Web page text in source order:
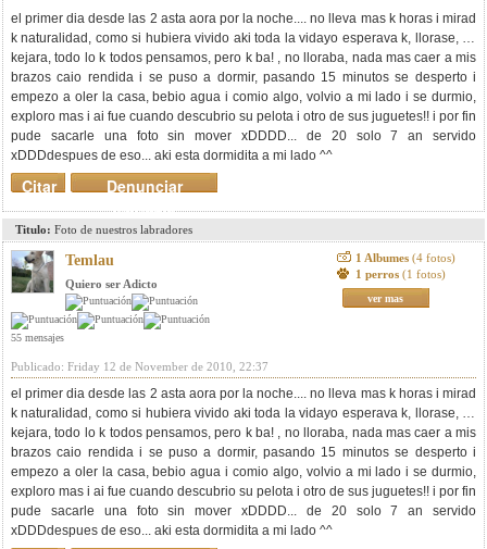
el primer dia desde las 2 asta aora por la noche.... no lleva mas k horas i mirad
k naturalidad, como si hubiera vivido aki toda la vidayo esperava k, llorase, se
kejara, todo lo k todos pensamos, pero k ba! , no lloraba, nada mas caer a mis
brazos caio rendida i se puso a dormir, pasando 15 minutos se desperto i
empezo a oler la casa, bebio agua i comio algo, volvio a mi lado i se durmio,
exploro mas i ai fue cuando descubrio su pelota i otro de sus juguetes!! i por fin
pude sacarle una foto sin mover xDDDD... de 20 solo 7 an servido
xDDDdespues de eso... aki esta dormidita a mi lado ^^
Denunciar
mensaje
Citar
Titulo: Foto de nuestros labradores
Temlau
Quiero ser Adicto
55 mensajes
1 Albumes (4 fotos)
1 perros (1 fotos)
ver mas
Publicado: Friday 12 de November de 2010, 22:37
el primer dia desde las 2 asta aora por la noche.... no lleva mas k horas i mirad
k naturalidad, como si hubiera vivido aki toda la vidayo esperava k, llorase, se
kejara, todo lo k todos pensamos, pero k ba! , no lloraba, nada mas caer a mis
brazos caio rendida i se puso a dormir, pasando 15 minutos se desperto i
empezo a oler la casa, bebio agua i comio algo, volvio a mi lado i se durmio,
exploro mas i ai fue cuando descubrio su pelota i otro de sus juguetes!! i por fin
pude sacarle una foto sin mover xDDDD... de 20 solo 7 an servido
xDDDdespues de eso... aki esta dormidita a mi lado ^^